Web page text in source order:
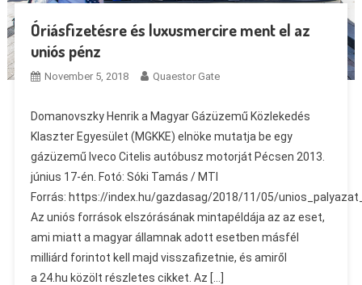
Óriásfizetésre és luxusmercire ment el az
uniós pénz
November 5, 2018 Quaestor Gate
Domanovszky Henrik a Magyar Gázüzemű Közlekedés
Klaszter Egyesület (MGKKE) elnöke mutatja be egy
gázüzemű Iveco Citelis autóbusz motorját Pécsen 2013.
június 17-én. Fotó: Sóki Tamás / MTI
Forrás: https://index.hu/gazdasag/2018/11/05/
Az uniós források elszórásának mintapéldája az az eset,
ami miatt a magyar államnak adott esetben másfél
milliárd forintot kell majd visszafizetnie, és amiről
a 24.hu közölt részletes cikket. Az […]